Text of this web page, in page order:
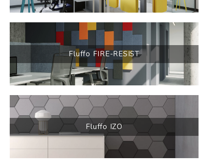
Fluffo FIRE-RESIST
Fluffo IZO